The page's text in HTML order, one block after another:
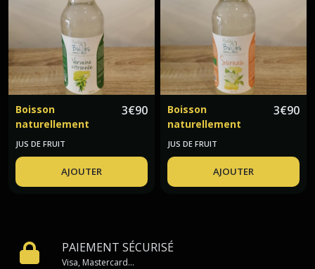
Boisson
naturellement
pétillante bio
Herbabulles
3€90
JUS DE FRUIT
AJOUTER
Boisson
naturellement
pétillante bio
3€90
JUS DE FRUIT
AJOUTER
PAIEMENT SÉCURISÉ
Visa, Mastercard...